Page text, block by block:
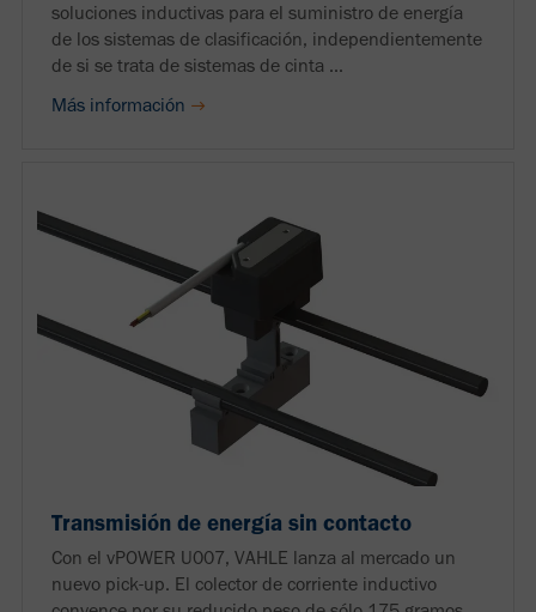
soluciones inductivas para el suministro de energía
de los sistemas de clasificación, independientemente
de si se trata de sistemas de cinta ...
Más información
Transmisión de energía sin contacto
Con el vPOWER U007, VAHLE lanza al mercado un
nuevo pick-up. El colector de corriente inductivo